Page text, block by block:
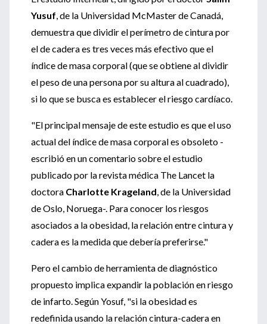
Yusuf, de la Universidad McMaster de Canadá,
demuestra que dividir el perímetro de cintura por
el de cadera es tres veces más efectivo que el
índice de masa corporal (que se obtiene al dividir
el peso de una persona por su altura al cuadrado),
si lo que se busca es establecer el riesgo cardíaco.
"El principal mensaje de este estudio es que el uso
actual del índice de masa corporal es obsoleto -
escribió en un comentario sobre el estudio
publicado por la revista médica The Lancet la
doctora Charlotte Krageland, de la Universidad
de Oslo, Noruega-. Para conocer los riesgos
asociados a la obesidad, la relación entre cintura y
cadera es la medida que debería preferirse."
Pero el cambio de herramienta de diagnóstico
propuesto implica expandir la población en riesgo
de infarto. Según Yosuf, "si la obesidad es
redefinida usando la relación cintura-cadera en